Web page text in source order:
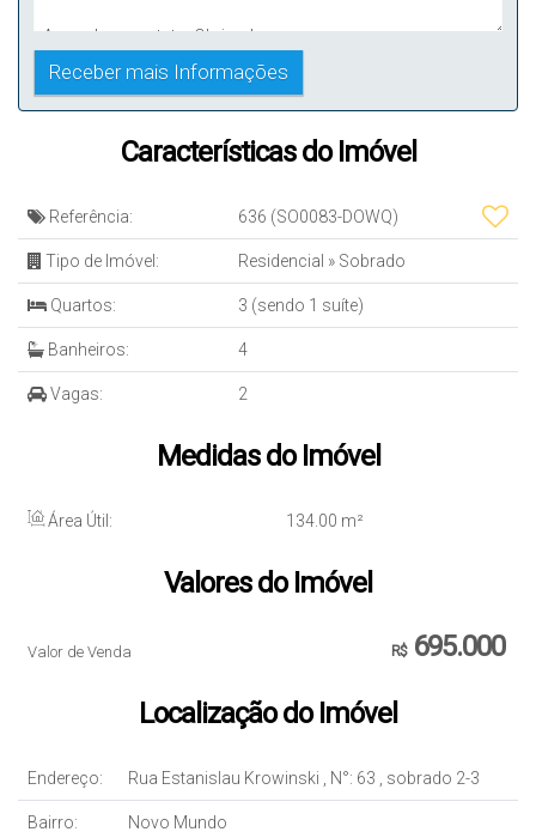
Características do Imóvel
Referência: 636 (SO0083-DOWQ)
Tipo de Imóvel: Residencial » Sobrado
Quartos: 3 (sendo 1 suíte)
Banheiros: 4
Vagas: 2
Medidas do Imóvel
Área Útil: 134.00 m²
Valores do Imóvel
R$695.000
Valor de Venda
Localização do Imóvel
Endereço: Rua Estanislau Krowinski , N°: 63 , sobrado 2-3
Bairro: Novo Mundo